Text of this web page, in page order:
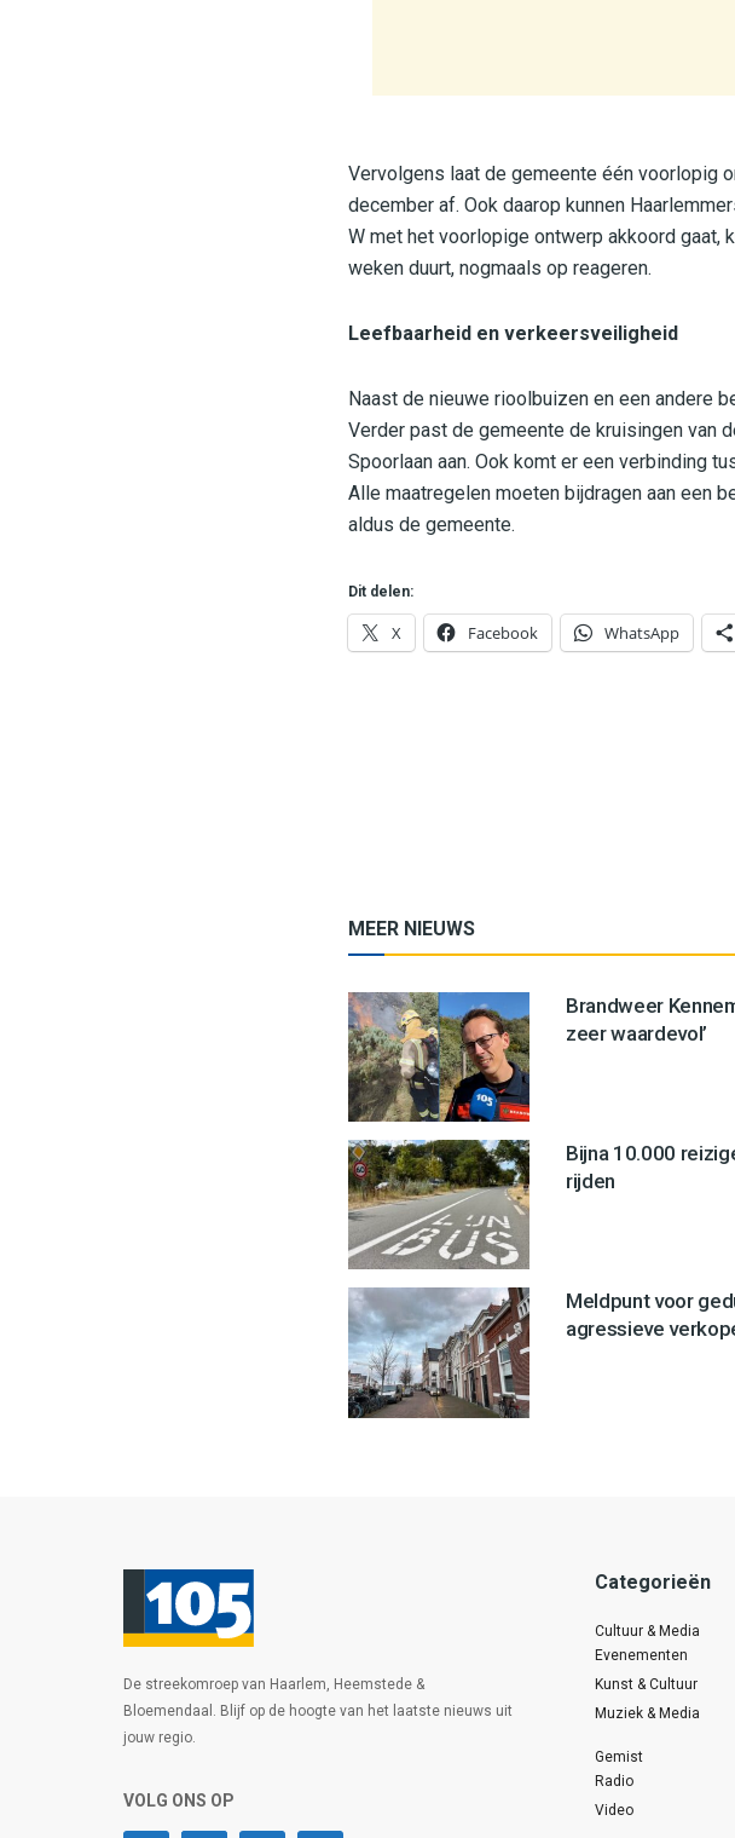
Vervolgens laat de gemeente één voorlopig
december af. Ook daarop kunnen
W met het voorlopige ontwerp akkoord gaat,
weken duurt, nogmaals op reageren.
Leefbaarheid en verkeersveiligheid
Naast de nieuwe rioolbuizen en een andere
Verder past de gemeente de kruisingen van
Spoorlaan aan. Ook komt er een verbinding
Alle maatregelen moeten bijdragen aan een
aldus de gemeente.
Dit delen:
X Facebook WhatsApp
MEER NIEUWS
Brandweer
zeer waardevol’
Bijna 10.000
rijden
Meldpunt voor
agressieve
De streekomroep van Haarlem, Heemstede &
Bloemendaal. Blijf op de hoogte van het laatste nieuws uit
jouw regio.
VOLG ONS OP
Categorieën
Cultuur & Media
Evenementen
Kunst & Cultuur
Muziek & Media
Gemist
Radio
Video